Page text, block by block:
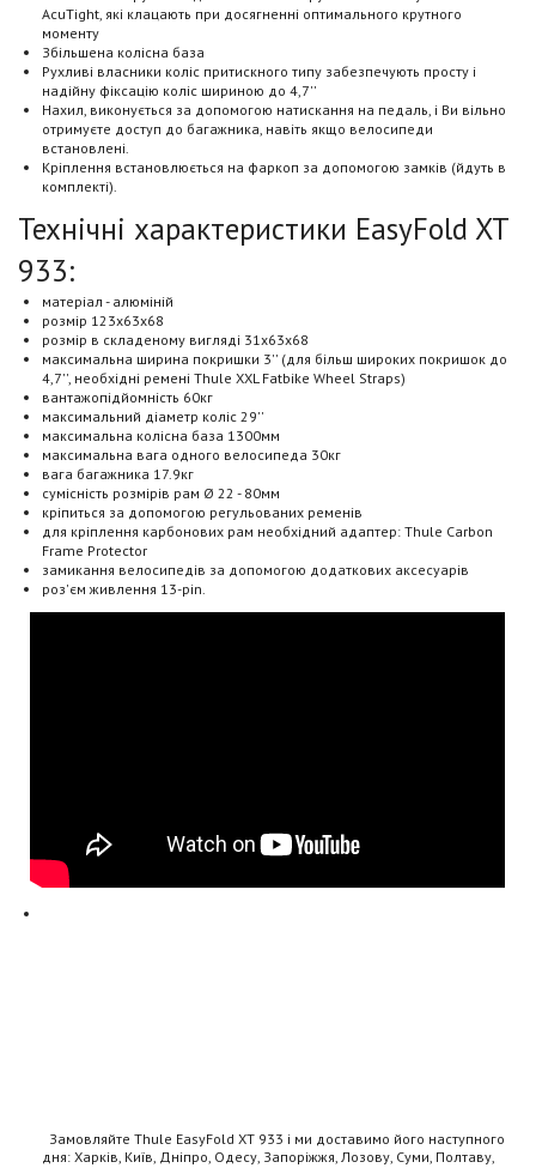
AcuTight, які клацають при досягненні оптимального крутного
моменту
Збільшена колісна база
Рухливі власники коліс притискного типу забезпечують просту і
надійну фіксацію коліс шириною до 4,7''
Нахил, виконується за допомогою натискання на педаль, і Ви вільно
отримуєте доступ до багажника, навіть якщо велосипеди
встановлені.
Кріплення встановлюється на фаркоп за допомогою замків (йдуть в
комплекті).
Технічні характеристики EasyFold XT
933:
матеріал - алюміній
розмір 123x63x68
розмір в складеному вигляді 31x63x68
максимальна ширина покришки 3'' (для більш широких покришок до
4,7'', необхідні ремені Thule XXL Fatbike Wheel Straps)
вантажопідйомність 60кг
максимальний діаметр коліс 29''
максимальна колісна база 1300мм
максимальна вага одного велосипеда 30кг
вага багажника 17.9кг
сумісність розмірів рам Ø 22 - 80мм
кріпиться за допомогою регульованих ременів
для кріплення карбонових рам необхідний адаптер: Thule Carbon
Frame Protector
замикання велосипедів за допомогою додаткових аксесуарів
роз'єм живлення 13-pin.
Замовляйте Thule EasyFold XT 933 і ми доставимо його наступного
дня: Харків, Київ, Дніпро, Одесу, Запоріжжя, Лозову, Суми, Полтаву,